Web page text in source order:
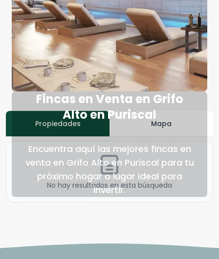
Fincas en Venta en Grifo
Alto en Puriscal
Encuentra aquí las mejores fincas en
venta en Grifo Alto en Puriscal para tu
próximo hogar o lugar ideal para
invertir.
Propiedades Mapa
No hay resultados en esta búsqueda